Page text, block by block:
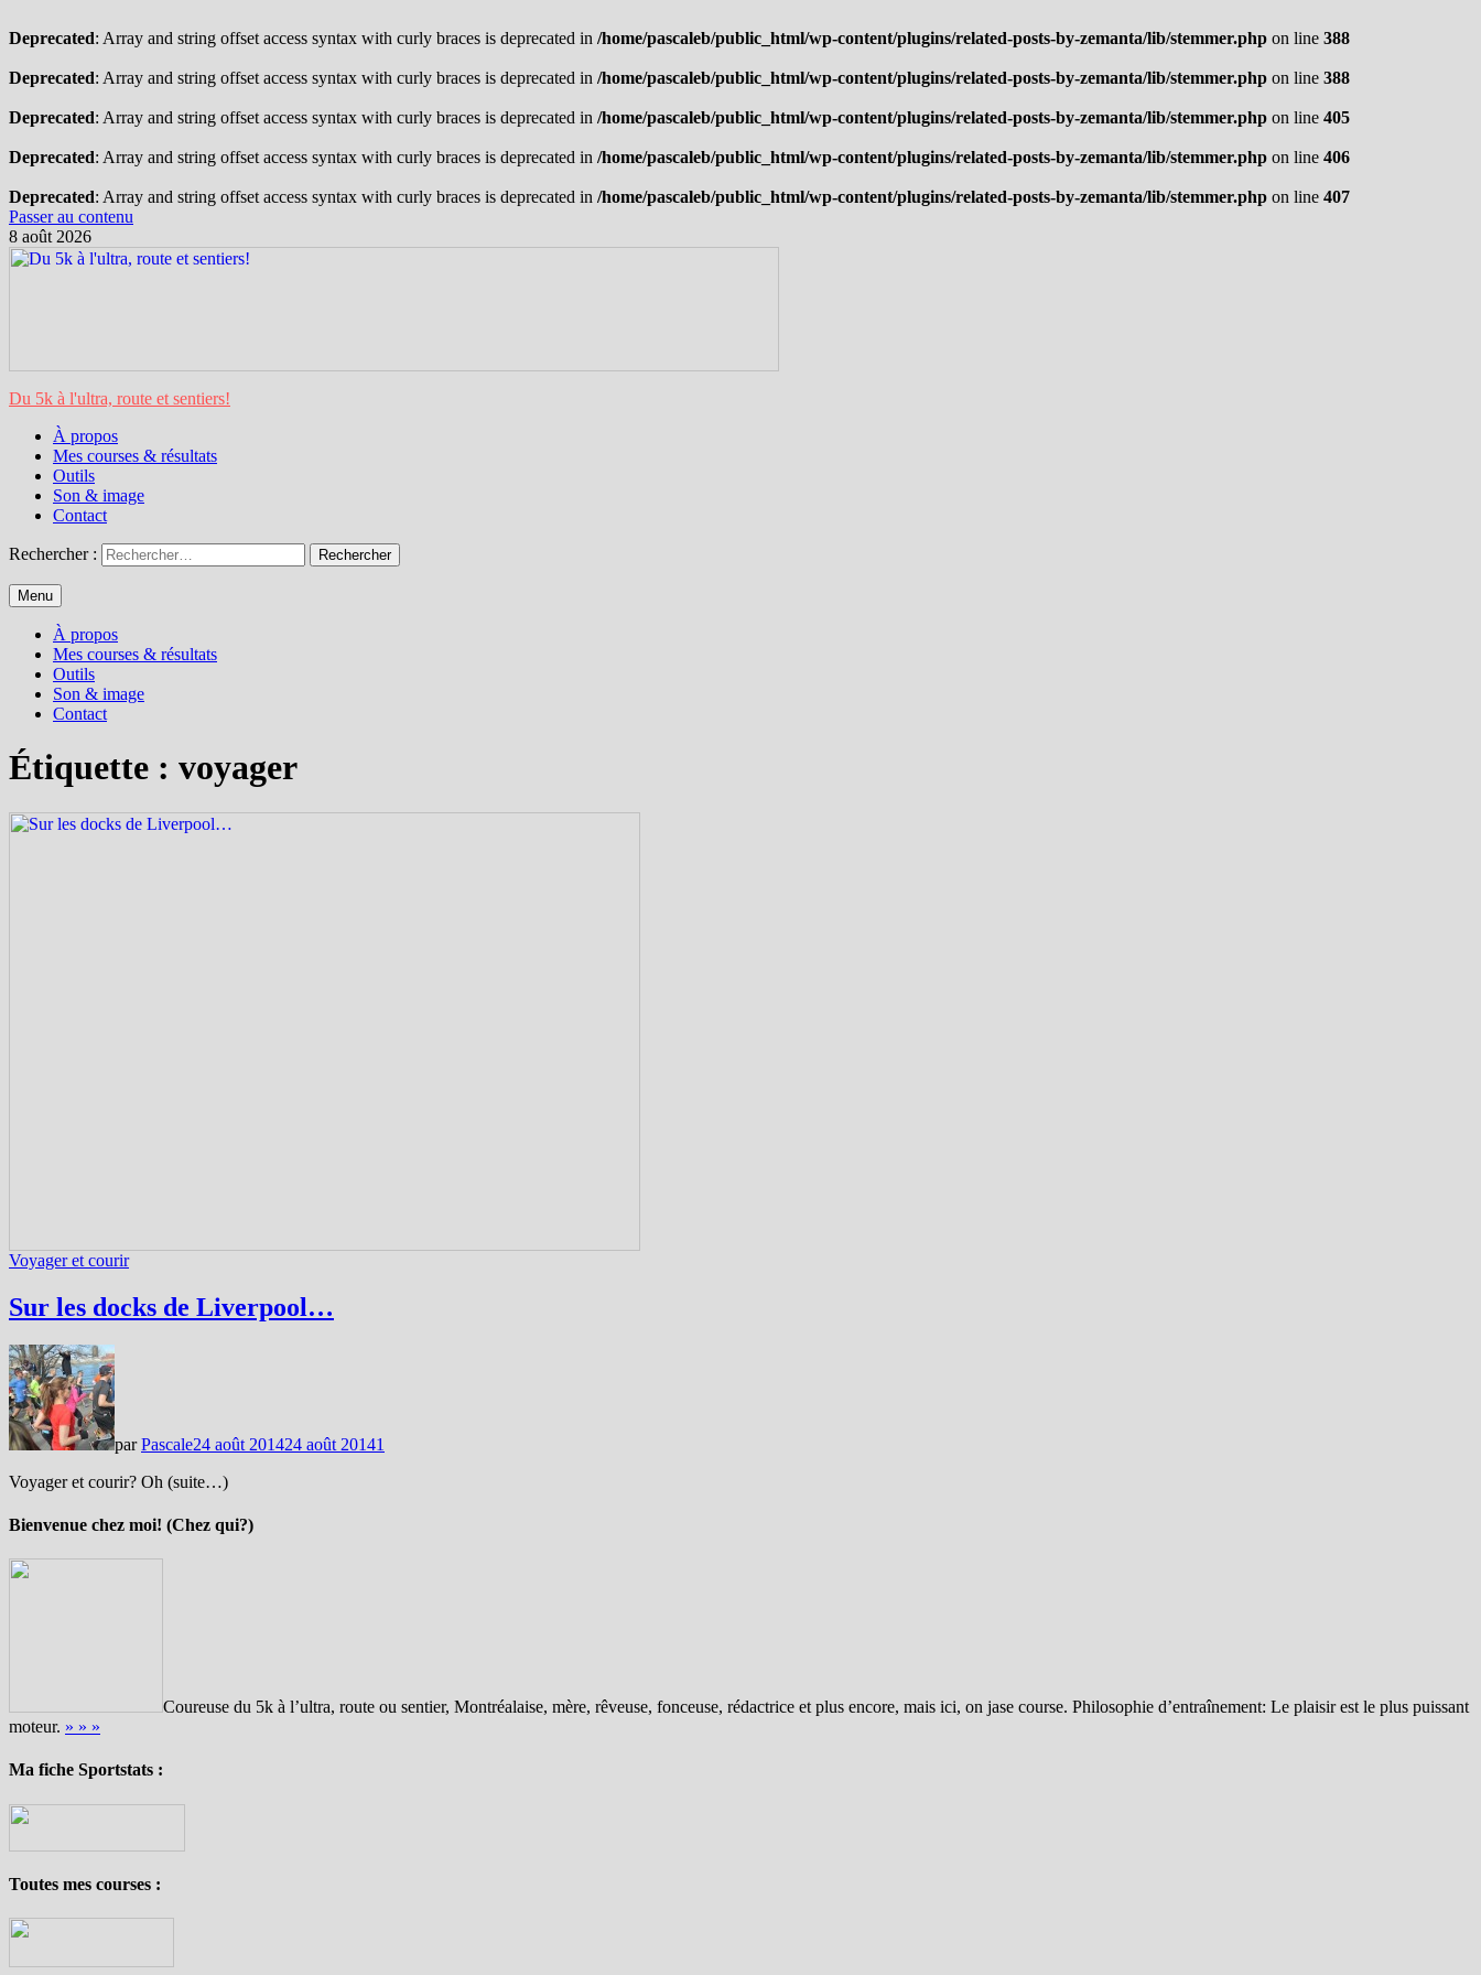
Deprecated: Array and string offset access syntax with curly braces is deprecated in /home/pascaleb/public_html/wp-content/plugins/related-posts-by-zemanta/lib/stemmer.php on line 388
Deprecated: Array and string offset access syntax with curly braces is deprecated in /home/pascaleb/public_html/wp-content/plugins/related-posts-by-zemanta/lib/stemmer.php on line 388
Deprecated: Array and string offset access syntax with curly braces is deprecated in /home/pascaleb/public_html/wp-content/plugins/related-posts-by-zemanta/lib/stemmer.php on line 405
Deprecated: Array and string offset access syntax with curly braces is deprecated in /home/pascaleb/public_html/wp-content/plugins/related-posts-by-zemanta/lib/stemmer.php on line 406
Deprecated: Array and string offset access syntax with curly braces is deprecated in /home/pascaleb/public_html/wp-content/plugins/related-posts-by-zemanta/lib/stemmer.php on line 407
Passer au contenu
8 août 2026
Du 5k à l'ultra, route et sentiers!
À propos
Mes courses & résultats
Outils
Son & image
Contact
Rechercher :
Menu
À propos
Mes courses & résultats
Outils
Son & image
Contact
Étiquette : voyager
Voyager et courir
Sur les docks de Liverpool…
parPascale24 août 201424 août 20141
Voyager et courir? Oh (suite…)
Bienvenue chez moi! (Chez qui?)
Coureuse du 5k à l’ultra, route ou sentier, Montréalaise, mère, rêveuse, fonceuse, rédactrice et plus encore, mais ici, on jase course. Philosophie d’entraînement: Le plaisir est le plus puissant
moteur. » » »
Ma fiche Sportstats :
Toutes mes courses :